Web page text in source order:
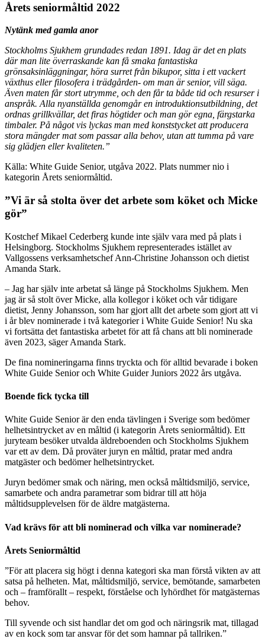
Årets seniormåltid 2022
Nytänk med gamla anor
Stockholms Sjukhem grundades redan 1891. Idag är det en plats
där man lite överraskande kan få smaka fantastiska
grönsaksinläggningar, höra surret från bikupor, sitta i ett vackert
växthus eller filosofera i trädgården- om man är senior, vill säga.
Även maten får stort utrymme, och den får ta både tid och resurser i
anspråk. Alla nyanställda genomgår en introduktionsutbildning, det
ordnas grillkvällar, det firas högtider och man gör egna, färgstarka
timbaler. På något vis lyckas man med konststycket att producera
stora mängder mat som passar alla behov, utan att tumma på vare
sig glädjen eller kvaliteten.”
Källa: White Guide Senior, utgåva 2022. Plats nummer nio i
kategorin Årets seniormåltid.
”Vi är så stolta över det arbete som köket och Micke
gör”
Kostchef Mikael Cederberg kunde inte själv vara med på plats i
Helsingborg. Stockholms Sjukhem representerades istället av
Vallgossens verksamhetschef Ann-Christine Johansson och dietist
Amanda Stark.
– Jag har själv inte arbetat så länge på Stockholms Sjukhem. Men
jag är så stolt över Micke, alla kollegor i köket och vår tidigare
dietist, Jenny Johansson, som har gjort allt det arbete som gjort att vi
i år blev nominerade i två kategorier i White Guide Senior! Nu ska
vi fortsätta det fantastiska arbetet för att få chans att bli nominerade
även 2023, säger Amanda Stark.
De fina nomineringarna finns tryckta och för alltid bevarade i boken
White Guide Senior och White Guider Juniors 2022 års utgåva.
Boende fick tycka till
White Guide Senior är den enda tävlingen i Sverige som bedömer
helhetsintrycket av en måltid (i kategorin Årets seniormåltid). Ett
juryteam besöker utvalda äldreboenden och Stockholms Sjukhem
var ett av dem. Då proväter juryn en måltid, pratar med andra
matgäster och bedömer helhetsintrycket.
Juryn bedömer smak och näring, men också måltidsmiljö, service,
samarbete och andra parametrar som bidrar till att höja
måltidsupplevelsen för de äldre matgästerna.
Vad krävs för att bli nominerad och vilka var nominerade?
Årets Seniormåltid
”För att placera sig högt i denna kategori ska man förstå vikten av att
satsa på helheten. Mat, måltidsmiljö, service, bemötande, samarbeten
och ­– framförallt – respekt, förståelse och lyhördhet för matgästernas
behov.
Till syvende och sist handlar det om god och näringsrik mat, tillagad
av en kock som tar ansvar för det som hamnar på tallriken.”